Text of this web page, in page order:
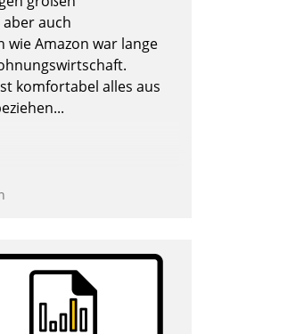
und zu
auch
wie Amazon war lange
komfortabel alles aus